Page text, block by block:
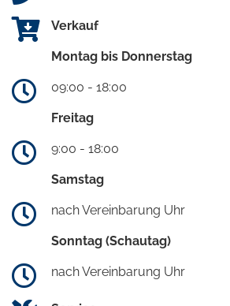
Verkauf
Montag bis Donnerstag
09:00 - 18:00
Freitag
9:00 - 18:00
Samstag
nach Vereinbarung Uhr
Sonntag (Schautag)
nach Vereinbarung Uhr